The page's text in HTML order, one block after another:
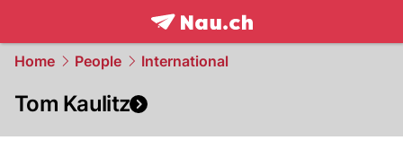
frontpage.NAU.ch
Home People International
Tom Kaulitz